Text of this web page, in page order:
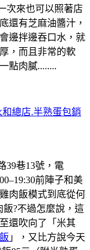
次來也可以照著店
還有芝麻油醬汁，
邊拌邊吞口水，就
，而且非常的軟
點肉膩........
和總店.半熟蛋包銷
39巷13號，電
前陣子和美
肉飯模式到底從何
飯?不過怎麼說，這
還吹向了「米其
」，又比方說今天